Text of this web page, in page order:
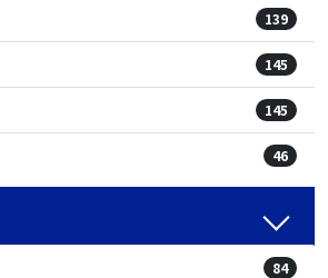
139
145
145
46
84